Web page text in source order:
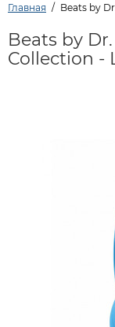
Главная Beats by
Beats by
Collection -